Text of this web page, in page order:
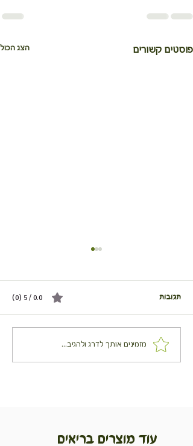
פוסטים קשורים הצג הכול
אייס מאקה לאטה (וגם גרסה
תגובות 0.0 / 5 ‏(0)
מזמינים אותך לדרג ולהגיב...
עוד מוצרים בריאים